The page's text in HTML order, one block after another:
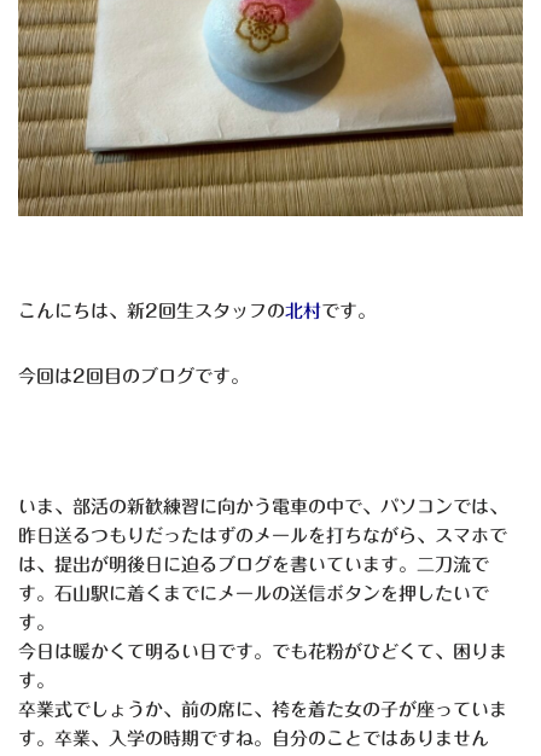
こんにちは、新2回生スタッフの北村です。
今回は2回目のブログです。
いま、部活の新歓練習に向かう電車の中で、パソコンでは、
昨日送るつもりだったはずのメールを打ちながら、スマホで
は、提出が明後日に迫るブログを書いています。二刀流で
す。石山駅に着くまでにメールの送信ボタンを押したいで
す。
今日は暖かくて明るい日です。でも花粉がひどくて、困りま
す。
卒業式でしょうか、前の席に、袴を着た女の子が座っていま
す。卒業、入学の時期ですね。自分のことではありません